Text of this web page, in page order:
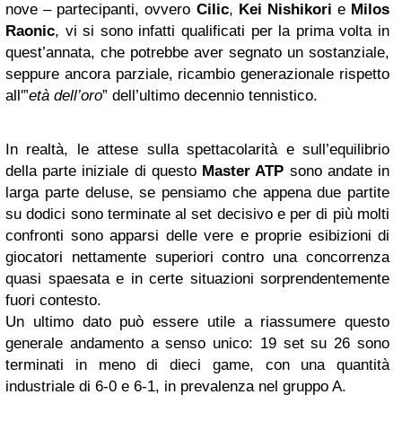
nove – partecipanti, ovvero Cilic, Kei Nishikori e Milos
Raonic, vi si sono infatti qualificati per la prima volta in
quest’annata, che potrebbe aver segnato un sostanziale,
seppure ancora parziale, ricambio generazionale rispetto
all'”età dell’oro” dell’ultimo decennio tennistico.
In realtà, le attese sulla spettacolarità e sull’equilibrio
della parte iniziale di questo Master ATP sono andate in
larga parte deluse, se pensiamo che appena due partite
su dodici sono terminate al set decisivo e per di più molti
confronti sono apparsi delle vere e proprie esibizioni di
giocatori nettamente superiori contro una concorrenza
quasi spaesata e in certe situazioni sorprendentemente
fuori contesto.
Un ultimo dato può essere utile a riassumere questo
generale andamento a senso unico: 19 set su 26 sono
terminati in meno di dieci game, con una quantità
industriale di 6-0 e 6-1, in prevalenza nel gruppo A.